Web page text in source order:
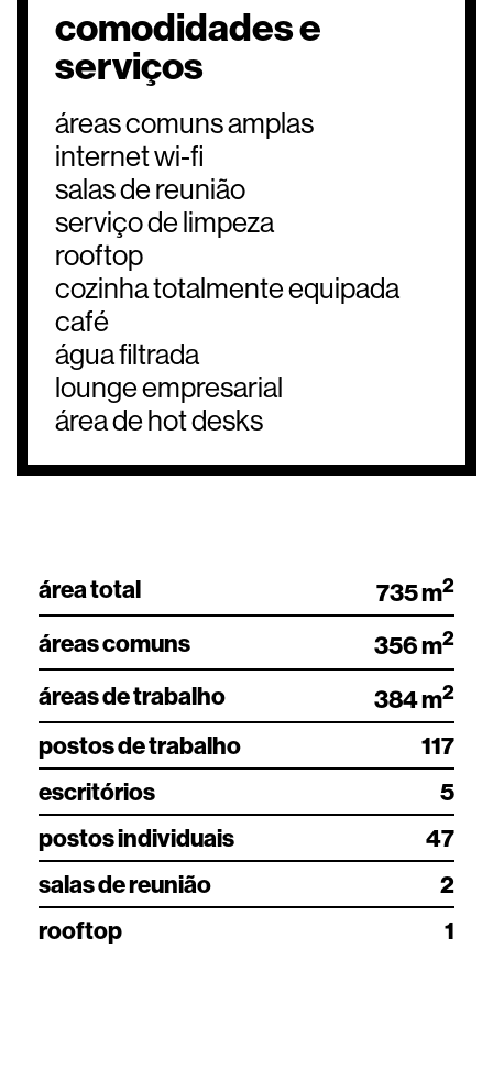
comodidades e
serviços
áreas comuns amplas
internet wi-fi
salas de reunião
serviço de limpeza
rooftop
cozinha totalmente equipada
café
água filtrada
lounge empresarial
área de hot desks
área total 735 m2
áreas comuns 356 m2
áreas de trabalho 384 m2
postos de trabalho
117
escritórios
5
postos individuais
47
salas de reunião
2
rooftop
1